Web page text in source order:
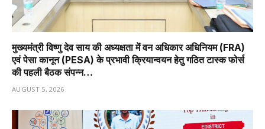
मुख्यमंत्री विष्णु देव साय की अध्यक्षता में वन अधिकार अधिनियम (FRA)
एवं पेसा कानून (PESA) के प्रभावी क्रियान्वयन हेतु गठित टास्क फोर्स
की पहली बैठक संपन्न…
AUGUST 5, 2026